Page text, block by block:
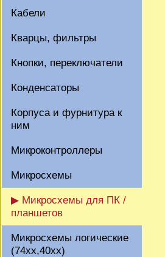
Кабели
Кварцы, фильтры
Кнопки, переключатели
Конденсаторы
Корпуса и фурнитура к
ним
Микроконтроллеры
Микросхемы
▶ Микросхемы для ПК /
планшетов
Микросхемы логические
(74xx,40xx)